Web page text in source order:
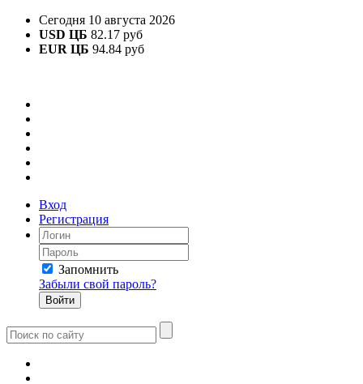
Сегодня 10 августа 2026
USD ЦБ 82.17 руб
EUR ЦБ 94.84 руб
Вход
Регистрация
Запомнить
Забыли свой пароль?